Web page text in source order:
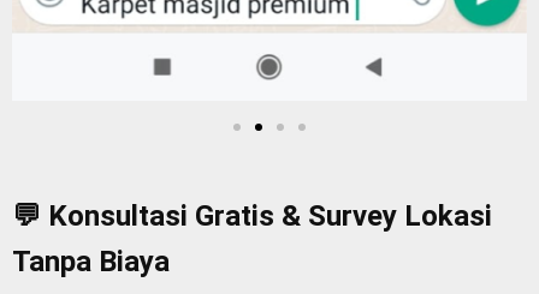
💬 Konsultasi Gratis & Survey Lokasi
Tanpa Biaya